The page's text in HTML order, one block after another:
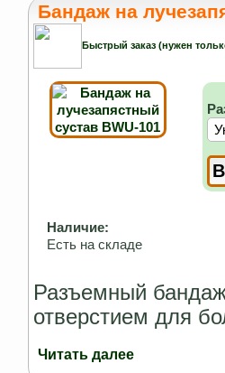
Бандаж на
Быстрый заказ (нужен
Наличие:
Есть на складе
Разъемный
отверстием для
Читать далее